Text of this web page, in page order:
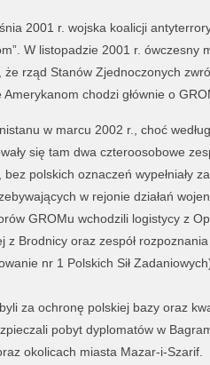
2001 r. wojska koalicji
W listopadzie 2001 r. ówczesny
że rząd Stanów Zjednoczonych
chodzi głównie o
w marcu 2002 r., choć
się tam dwa czteroosobowe
polskich oznaczeń wypełniały
w rejonie działań
GROMu wchodzili logistycy z
z Brodnicy oraz zespół
nr 1 Polskich Sił
za ochronę polskiej bazy oraz
pobyt dyplomatów w
okolicach miasta Mazar-i-Szarif.